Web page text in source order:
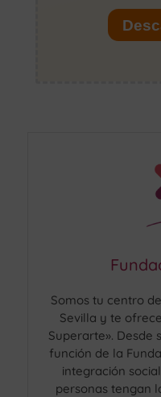
Somos tu centro
Sevilla y te
Superarte». Desde
función de la
integración
personas tengan